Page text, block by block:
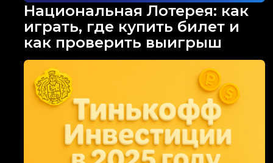
Национальная Лотерея: как
играть, где купить билет и
как проверить выигрыш